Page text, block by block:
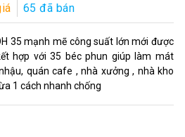
65 đã bán
35 mạnh mẽ công suất lớn mới được
hợp với 35 béc phun giúp làm mát
quán cafe , nhà xưởng , nhà kho
1 cách nhanh chống